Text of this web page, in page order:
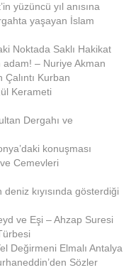
yüzüncü yıl anısına
yaşayan İslam
Noktada Saklı Hakikat
adam! – Nuriye Akman
Çalıntı Kurban
Kerameti
Dergahı ve
konuşması
Cemevleri
kıyısında gösterdiği
ve Eşi – Ahzap Suresi
Değirmeni Elmalı Antalya
Sözler